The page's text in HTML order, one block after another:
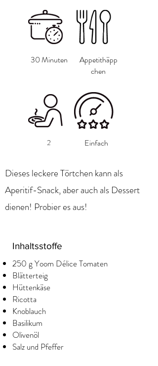
30 Minuten
Appetithäpp
chen
2 Einfach
Dieses leckere Törtchen kann als
Aperitif-Snack, aber auch als Dessert
dienen! Probier es aus!
Inhaltsstoffe
250 g Yoom Délice Tomaten
Blätterteig
Hüttenkäse
Ricotta
Knoblauch
Basilikum
Olivenöl
Salz und Pfeffer